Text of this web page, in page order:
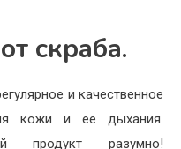
скраба.
и качественное
кожи и ее дыхания.
продукт разумно!